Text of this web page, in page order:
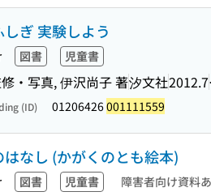
ぎ 実験しよう
図書 児童書
・写真, 伊沢尚子 著汐文社2012.7
(ID) 01206426001111559
はなし (かがくのとも絵本)
図書 児童書 障害者向け資料